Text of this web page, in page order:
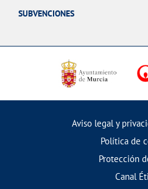
SUBVENCIONES
Aviso legal y
Política de
Protección
Canal